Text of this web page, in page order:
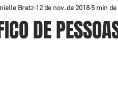
EMPRESARIAL
DE
Bretz 12 de nov. de 2018 5 min